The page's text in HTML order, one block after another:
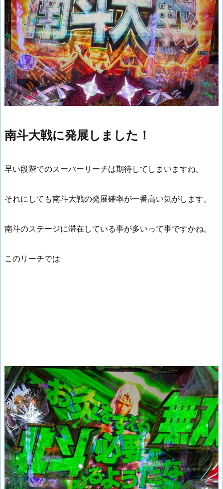
南斗大戦に発展しました！
早い段階でのスーパーリーチは期待してしまいますね。
それにしても南斗大戦の発展確率が一番高い気がします。
南斗のステージに滞在している事が多いって事ですかね。
このリーチでは